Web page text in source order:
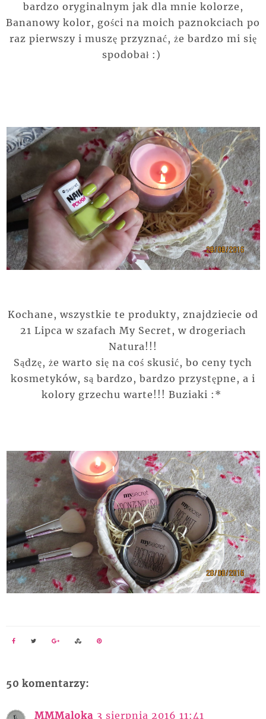
bardzo oryginalnym jak dla mnie kolorze,
Bananowy kolor, gości na moich paznokciach po
raz pierwszy i muszę przyznać, że bardzo mi się
spodobał :)
Kochane, wszystkie te produkty, znajdziecie od
21 Lipca w szafach My Secret, w drogeriach
Natura!!!
Sądzę, że warto się na coś skusić, bo ceny tych
kosmetyków, są bardzo, bardzo przystępne, a i
kolory grzechu warte!!! Buziaki :*
50 komentarzy:
MMMaloka 3 sierpnia 2016 11:41